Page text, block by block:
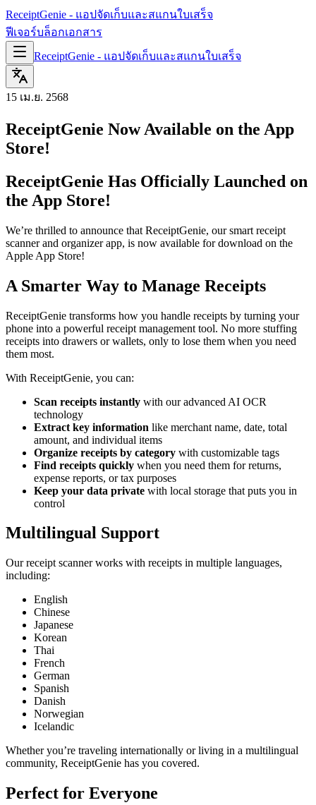
ReceiptGenie - แอปจัดเก็บและสแกนใบเสร็จ
ฟีเจอร์บล็อกเอกสาร
ReceiptGenie - แอปจัดเก็บและสแกนใบเสร็จ
15 เม.ย. 2568
ReceiptGenie Now Available on the App
Store!
ReceiptGenie Has Officially Launched on
the App Store!
We’re thrilled to announce that ReceiptGenie, our smart receipt
scanner and organizer app, is now available for download on the
Apple App Store!
A Smarter Way to Manage Receipts
ReceiptGenie transforms how you handle receipts by turning your
phone into a powerful receipt management tool. No more stuffing
receipts into drawers or wallets, only to lose them when you need
them most.
With ReceiptGenie, you can:
Scan receipts instantly with our advanced AI OCR
technology
Extract key information like merchant name, date, total
amount, and individual items
Organize receipts by category with customizable tags
Find receipts quickly when you need them for returns,
expense reports, or tax purposes
Keep your data private with local storage that puts you in
control
Multilingual Support
Our receipt scanner works with receipts in multiple languages,
including:
English
Chinese
Japanese
Korean
Thai
French
German
Spanish
Danish
Norwegian
Icelandic
Whether you’re traveling internationally or living in a multilingual
community, ReceiptGenie has you covered.
Perfect for Everyone